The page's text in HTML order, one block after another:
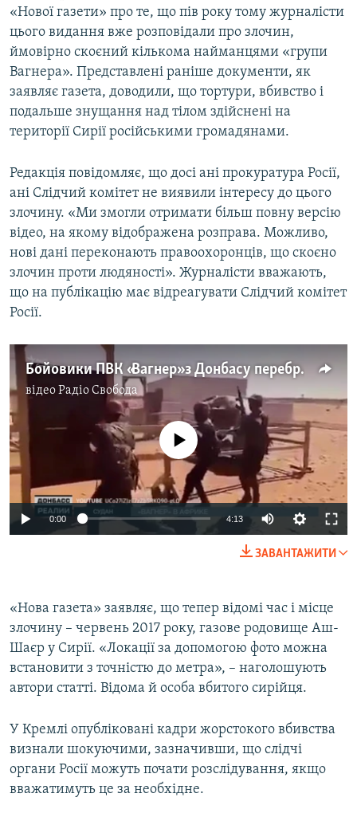
«Нової газети» про те, що пів року тому журналісти
цього видання вже розповідали про злочин,
ймовірно скоєний кількома найманцями «групи
Вагнера». Представлені раніше документи, як
заявляє газета, доводили, що тортури, вбивство і
подальше знущання над тілом здійснені на
території Сирії російськими громадянами.
Редакція повідомляє, що досі ані прокуратура Росії,
ані Слідчий комітет не виявили інтересу до цього
злочину. «Ми змогли отримати більш повну версію
відео, на якому відображена розправа. Можливо,
нові дані переконають правоохоронців, що скоєно
злочин проти людяності». Журналісти вважають,
що на публікацію має відреагувати Слідчий комітет
Росії.
Бойовики ПВК «Вагнер» з Донбасу перебралися в Африку (відео)
відеоРадіо Свобода
No media source currently available
0:00 4:13
ЗАВАНТАЖИТИ
«Нова газета» заявляє, що тепер відомі час і місце
злочину – червень 2017 року, газове родовище Аш-
Шаєр у Сирії. «Локації за допомогою фото можна
встановити з точністю до метра», – наголошують
автори статті. Відома й особа вбитого сирійця.
У Кремлі опубліковані кадри жорстокого вбивства
визнали шокуючими, зазначивши, що слідчі
органи Росії можуть почати розслідування, якщо
вважатимуть це за необхідне.